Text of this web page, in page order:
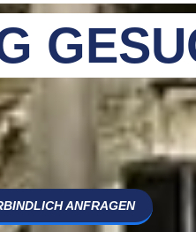
ANFRAGEN